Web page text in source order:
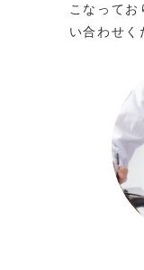
こなってお
い合わせく